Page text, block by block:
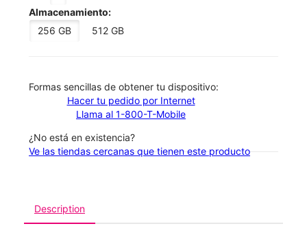
Almacenamiento:
256 GB
512 GB
​​​​​​​Formas sencillas de obtener tu dispositivo:
Hacer tu pedido por Internet
Llama al 1-800-T-Mobile
¿No está en existencia?
Ve las tiendas cercanas que tienen este producto
Description